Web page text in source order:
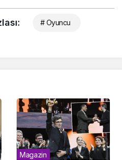
# Oyuncu
Magazin